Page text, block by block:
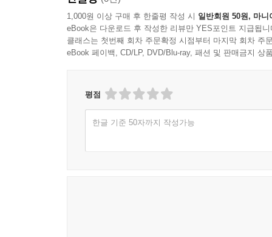
3. ‘그러니까 무엇을 해야 하는지’ 정확하게 알려준
과학을 기반으로 했다는 책들이 지닌 또 하나의
위해 무엇을 해야 하는지 아는 데는 별 도움이 안
4. 결국은 안심하게 해준다.
‘과학’의 힘은 놀랍다. 지극히 주관적이어서 설
설명 받고 나면 괜히 안심이 된다. 우울증이 내
1,000원 이상 구매 후 한줄평 작성 시 일반회원 50원, 마니
eBook은 다운로드 후 작성한 리뷰만 YES포인트 지급됩니
클래스는 첫번째 회차 주문확정 시점부터 마지막 회차 주
eBook 페이백, CD/LP, DVD/Blu-ray, 패션 및 판매금지 상
평점
한글 기준 50자까지 작성가능